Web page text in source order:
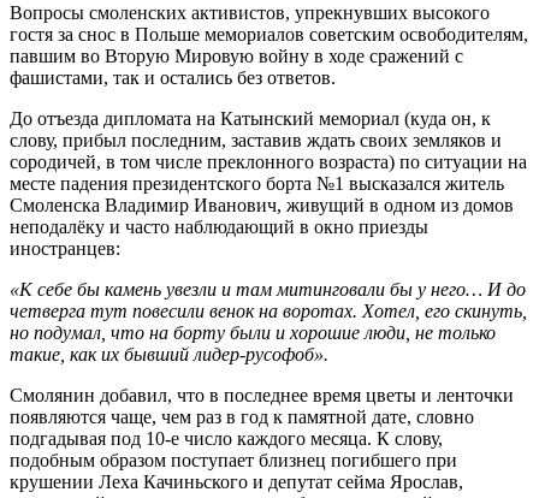
Вопросы смоленских активистов, упрекнувших высокого
гостя за снос в Польше мемориалов советским освободителям,
павшим во Вторую Мировую войну в ходе сражений с
фашистами, так и остались без ответов.
До отъезда дипломата на Катынский мемориал (куда он, к
слову, прибыл последним, заставив ждать своих земляков и
сородичей, в том числе преклонного возраста) по ситуации на
месте падения президентского борта №1 высказался житель
Смоленска Владимир Иванович, живущий в одном из домов
неподалёку и часто наблюдающий в окно приезды
иностранцев:
«К себе бы камень увезли и там митинговали бы у него… И до
четверга тут повесили венок на воротах. Хотел, его скинуть,
но подумал, что на борту были и хорошие люди, не только
такие, как их бывший лидер-русофоб».
Смолянин добавил, что в последнее время цветы и ленточки
появляются чаще, чем раз в год к памятной дате, словно
подгадывая под 10-е число каждого месяца. К слову,
подобным образом поступает близнец погибшего при
крушении Леха Качиньского и депутат сейма Ярослав,